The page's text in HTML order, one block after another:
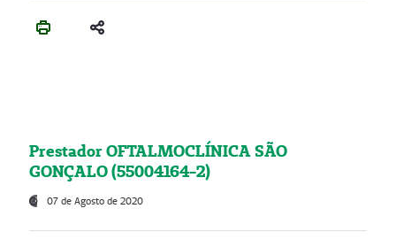
Prestador OFTALMOCLÍNICA SÃO
GONÇALO (55004164-2)
07 de Agosto de 2020